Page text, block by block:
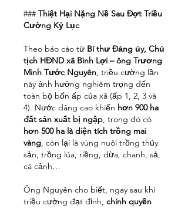
### Thiệt Hại Nặng Nề Sau Đợt Triều
Cường Kỷ Lục
Theo báo cáo từ Bí thư Đảng ủy, Chủ
tịch HĐND xã Bình Lợi – ông Trương
Minh Tước Nguyên, triều cường lần
này ảnh hưởng nghiêm trọng đến
toàn bộ bốn ấp của xã (ấp 1, 2, 3 và
4). Nước dâng cao khiến hơn 900 ha
đất sản xuất bị ngập
hơn 500 ha là diện tích trồng mai
vàng, còn lại là vùng nuôi trồng thủy
sản, trồng lúa, riềng, dừa, chanh, sả,
cá cảnh…
Ông Nguyên cho biết, ngay sau khi
triều cường đạt đỉnh, chính quyền